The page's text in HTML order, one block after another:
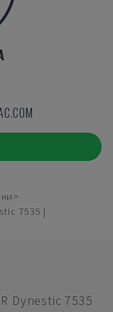
7535 |
Dynestic 7535